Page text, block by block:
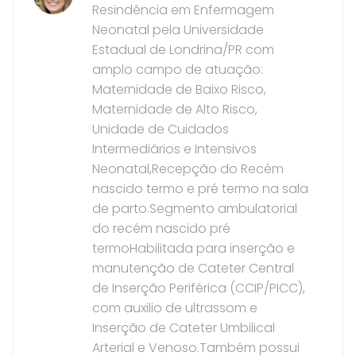
Resindência em Enfermagem
Neonatal pela Universidade
Estadual de Londrina/PR com
amplo campo de atuação:
Maternidade de Baixo Risco,
Maternidade de Alto Risco,
Unidade de Cuidados
Intermediários e Intensivos
Neonatal,Recepção do Recém
nascido termo e pré termo na sala
de parto.Segmento ambulatorial
do recém nascido pré
termoHabilitada para inserção e
manutenção de Cateter Central
de Inserção Periférica (CCIP/PICC),
com auxilio de ultrassom e
Inserção de Cateter Umbilical
Arterial e Venoso.Também possui